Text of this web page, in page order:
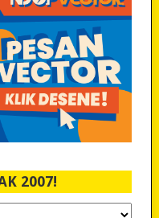
2007!